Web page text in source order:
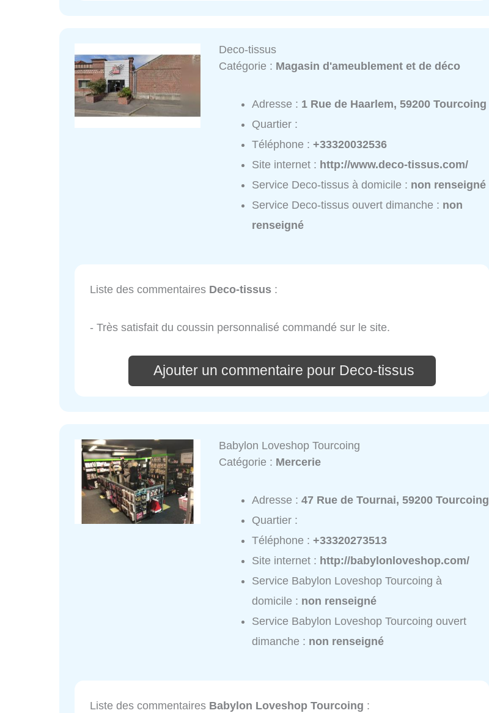
Deco-tissus
Catégorie : Magasin d'ameublement et de déco
Adresse : 1 Rue de Haarlem, 59200 Tourcoing
Quartier :
Téléphone :+33320032536
Site internet : http://www.deco-tissus.com/
Service Deco-tissus à domicile : non renseigné
Service Deco-tissus ouvert dimanche : non
renseigné
Liste des commentaires Deco-tissus :
- Très satisfait du coussin personnalisé commandé sur le site.
Ajouter un commentaire pour Deco-tissus
Babylon Loveshop Tourcoing
Catégorie : Mercerie
Adresse :47 Rue de Tournai, 59200 Tourcoing
Quartier :
Téléphone :+33320273513
Site internet : http://babylonloveshop.com/
Service Babylon Loveshop Tourcoing à
domicile : non renseigné
Service Babylon Loveshop Tourcoing ouvert
dimanche : non renseigné
Liste des commentaires Babylon Loveshop Tourcoing :